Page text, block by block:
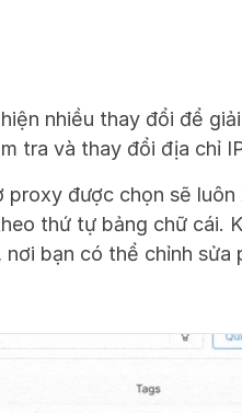
nhiều thay đổi để
tra và thay đổi địa chỉ
được chọn sẽ luôn
thứ tự bảng chữ cái.
bạn có thể chỉnh sửa